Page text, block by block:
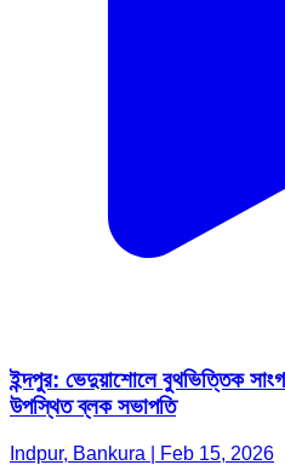
ইন্দপুর: ভেদুয়াশোলে বুথভিত্তিক
উপস্থিত ব্লক সভাপতি
Indpur, Bankura | Feb 15, 2026